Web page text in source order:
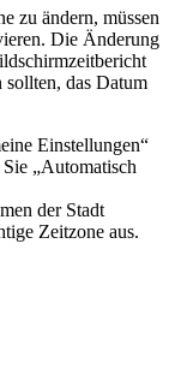
zu ändern, müssen
Die Änderung
sollten, das Datum
Einstellungen“
„Automatisch
der Stadt
Zeitzone aus.